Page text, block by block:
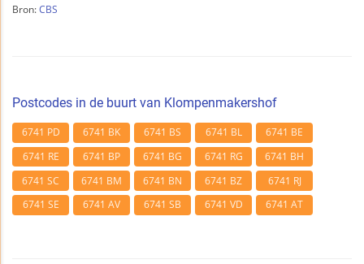
Bron: CBS
Postcodes in de buurt van Klompenmakershof
6741 PD 6741 BK 6741 BS 6741 BL
6741 BE
6741 RE
6741 BP 6741 BG 6741 RG
6741 BH
6741 SC
6741 BM 6741 BN 6741 BZ
6741 RJ
6741 SE
6741 AV 6741 SB 6741 VD 6741 AT